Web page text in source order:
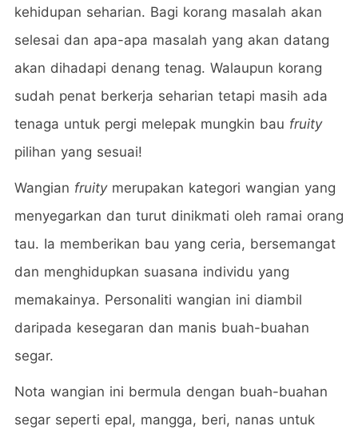
kehidupan seharian. Bagi korang masalah akan
selesai dan apa-apa masalah yang akan datang
akan dihadapi denang tenag. Walaupun korang
sudah penat berkerja seharian tetapi masih ada
tenaga untuk pergi melepak mungkin bau fruity
pilihan yang sesuai!
Wangian fruitymerupakan kategori wangian yang
menyegarkan dan turut dinikmati oleh ramai orang
tau. Ia memberikan bau yang ceria, bersemangat
dan menghidupkan suasana individu yang
memakainya. Personaliti wangian ini diambil
daripada kesegaran dan manis buah-buahan
segar.
Nota wangian ini bermula dengan buah-buahan
segar seperti epal, mangga, beri, nanas untuk